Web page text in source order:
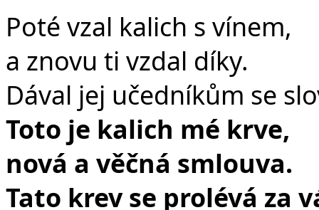
Poté vzal kalich s vínem,
a znovu ti vzdal díky.
Dával jej učedníkům se
Toto je kalich mé krve,
nová a věčná smlouva.
Tato krev se prolévá za